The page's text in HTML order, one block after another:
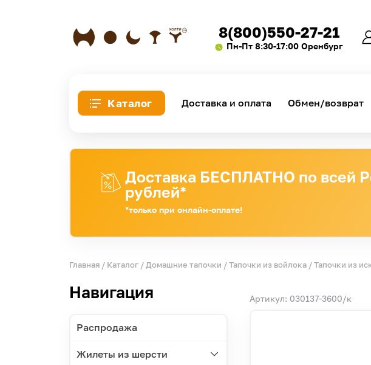
8(800)550-27-21
Пн-Пт 8:30-17:00 Оренбург
Каталог Доставка и оплата Обмен/возврат
Доставка БЕСПЛАТНО по всей
рублей*
*только при онлайн-оплате!
Главная / Каталог / Домашние тапочки /Тапочки из войлока /Тапочки из
Навигация
Распродажа
Жилеты из шерсти
Артикул: 030137-3600/к